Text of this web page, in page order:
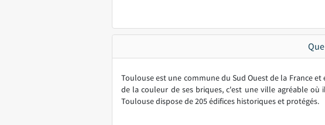
Toulouse est une commune du Sud Ouest de la France
de la couleur de ses briques, c'est une ville agréable
Toulouse dispose de 205 édifices historiques et protégés.